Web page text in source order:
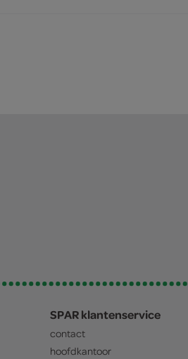
SPAR klantenservice
contact
hoofdkantoor